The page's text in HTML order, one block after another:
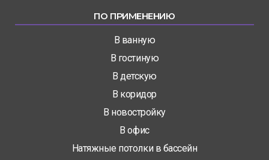
ПО ПРИМЕНЕНИЮ
В ванную
В гостиную
В детскую
В коридор
В новостройку
В офис
Натяжные потолки в бассейн